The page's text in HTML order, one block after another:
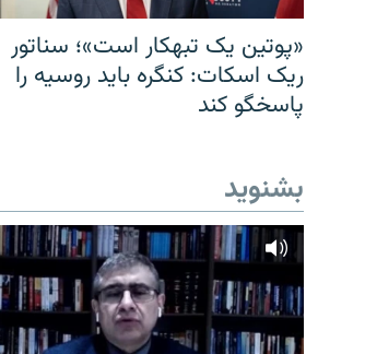
«پوتین یک تبهکار است»؛ سناتور
ریک اسکات: کنگره باید روسیه را
پاسخگو کند
بشنوید